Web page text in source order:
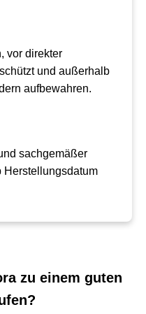
vor direkter
und außerhalb
aufbewahren.
sachgemäßer
Herstellungsdatum
zu einem guten